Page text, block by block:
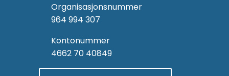
Organisasjonsnummer
964 994 307
Kontonummer
4662 70 40849